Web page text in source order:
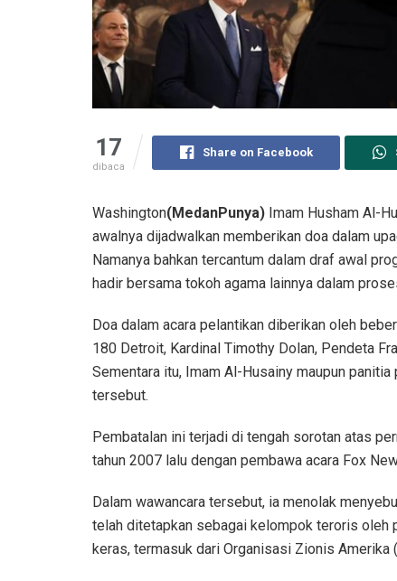
17
dibaca
Share on Facebook
Washington(MedanPunya) Imam Husham Al-
awalnya dijadwalkan memberikan doa dalam
Namanya bahkan tercantum dalam draf awal
hadir bersama tokoh agama lainnya dalam
Doa dalam acara pelantikan diberikan oleh
180 Detroit, Kardinal Timothy Dolan, Pendeta
Sementara itu, Imam Al-Husainy maupun
tersebut.
Pembatalan ini terjadi di tengah sorotan atas
tahun 2007 lalu dengan pembawa acara Fox
Dalam wawancara tersebut, ia menolak
telah ditetapkan sebagai kelompok teroris oleh
keras, termasuk dari Organisasi Zionis Amerika